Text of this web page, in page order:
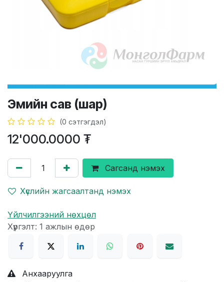
Эмийн сав (шар)
(0 сэтгэгдэл)
12'000.0000 ₮
Сагсанд нэмэх
Хүслийн жагсаалтанд нэмэх
Үйлчилгээний нөхцөл
Хүргэлт: 1 ажлын өдөр
Анхааруулга